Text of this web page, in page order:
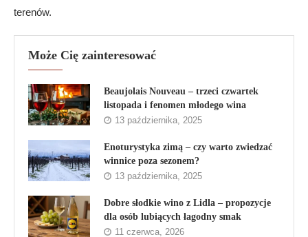
terenów.
Może Cię zainteresować
Beaujolais Nouveau – trzeci czwartek
listopada i fenomen młodego wina
13 października, 2025
Enoturystyka zimą – czy warto zwiedzać
winnice poza sezonem?
13 października, 2025
Dobre słodkie wino z Lidla – propozycje
dla osób lubiących łagodny smak
11 czerwca, 2026